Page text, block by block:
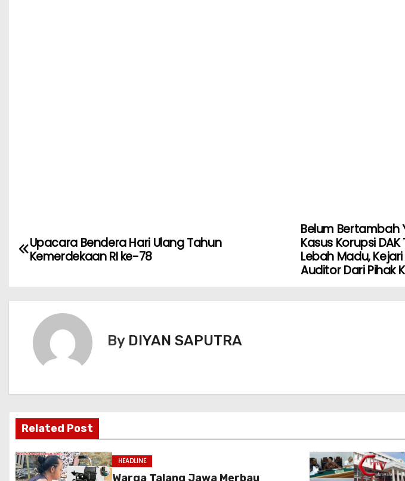
Belum Bertambah
Kasus Korupsi
Lebah Madu,
Auditor Dari Pihak
Upacara Bendera Hari Ulang Tahun
Kemerdekaan RI ke-78
By DIYAN SAPUTRA
Related Post
HEADLINE
Warga Talang Jawa Merbau